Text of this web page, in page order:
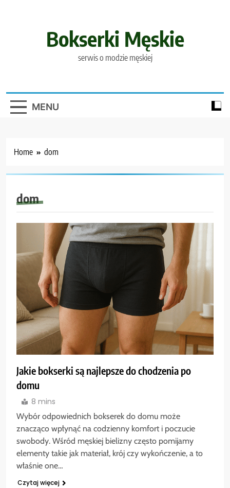
Bokserki Męskie
serwis o modzie męskiej
MENU
Home dom
dom
Jakie bokserki są najlepsze do chodzenia po
domu
8 mins
Wybór odpowiednich bokserek do domu może
znacząco wpłynąć na codzienny komfort i poczucie
swobody. Wśród męskiej bielizny często pomijamy
elementy takie jak materiał, krój czy wykończenie, a to
właśnie one…
Czytaj więcej